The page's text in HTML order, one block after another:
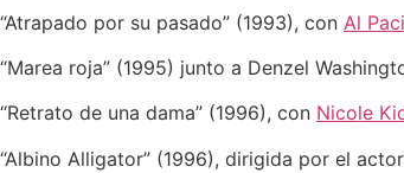
“Atrapado por su pasado” (1993), con Al
“Marea roja” (1995) junto a Denzel
“Retrato de una dama” (1996), con Nicole
“Albino Alligator” (1996), dirigida por el